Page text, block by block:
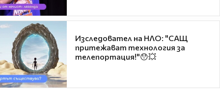
Изследовател на НЛО: "САЩ
притежават технология за
телепортация!"😯💥